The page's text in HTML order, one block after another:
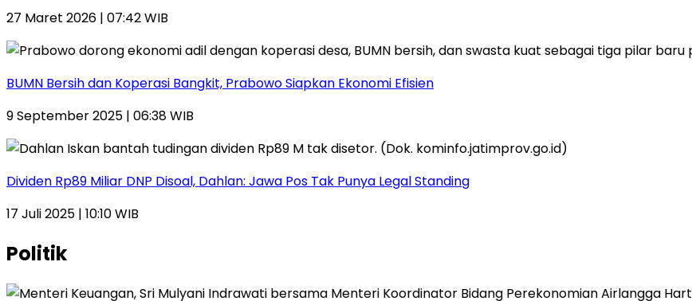
27 Maret 2026 | 07:42 WIB
BUMN Bersih dan Koperasi Bangkit, Prabowo Siapkan Ekonomi Efisien
9 September 2025 | 06:38 WIB
Dividen Rp89 Miliar DNP Disoal, Dahlan: Jawa Pos Tak Punya Legal Standing
17 Juli 2025 | 10:10 WIB
Politik